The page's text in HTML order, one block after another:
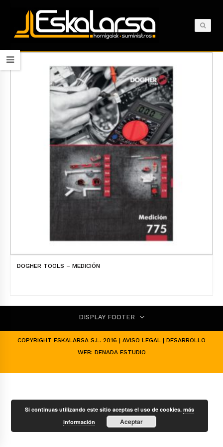
DOGHER TOOLS – MEDICIÓN
DISPLAY FOOTER
COPYRIGHT ESKALARSA S.L. 2016 | AVISO LEGAL | DESARROLLO
WEB: DENADA ESTUDIO
Si continuas utilizando este sitio aceptas el uso de cookies.más
información
Aceptar